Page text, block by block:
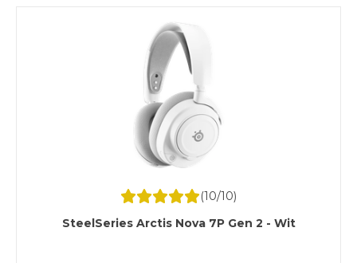
(10/10)
SteelSeries Arctis Nova 7P Gen 2 - Wit